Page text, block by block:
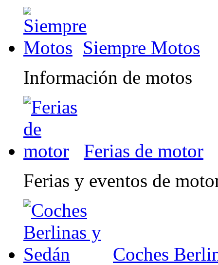
Siempre Motos
Información de motos
Ferias de motor
Ferias y eventos de
Coches